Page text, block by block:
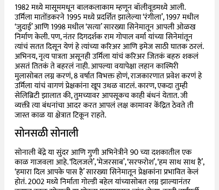
1982 मध्ये मासूममधून बालकलाकाम म्हणून बॉलीवूडमध्ये आली.
उर्मिला मातोंडकरने 1995 मध्ये प्रदर्शित झालेल्या ‘रंगीला’, 1997 मधील
‘जुदाई’ आणि 1998 मधील ‘सत्या’ सारख्या सिनेमातून आपली ओळख
निर्माण केली. पण, नंतर दिगदर्शक राम गोपाल वर्मा यांच्या सिनेमांतून
त्यांचं सतत दिसून येणं हे त्यांच्या करिअर आणि इमेज साठी घातक ठरलं.
अभिनय, नृत्य पात्रता असूनही उर्मिला यांचं करिअर जितकं बहरु शकलं
असतं तितकं ते बहरलं नाही. आपल्या वयापेक्षा लहान काश्मिरी
मुलासोबत लग्न करणं, 8 वर्षात विभक्त होणं, राजकारणात प्रवेश करणं हे
उर्मिला यांचं वागणं प्रेक्षकांना खूप उथळ वाटलं. कारण, एकदा तुम्ही
सेलिब्रिटी झालात की, तुमच्यावर आपसूकच काही बंधनं येतात. जी
व्यक्ती त्या बंधनांचा आदर करत आपलं लक्ष कामावर केंद्रित ठेवते ती
जास्त काळ या क्षेत्रात टिकून राहते.
सोनसळी सोनाली
सोनाली बेंद्रे या सुंदर आणि गुणी अभिनेत्रीने 90 च्या दशकातील एक
काळ गाजवला आहे. ‘दिलजले’, ‘मेजरसाब’, ‘सरफरोश’, ‘हम साथ साथ है’,
‘हमारा दिल आपके पास है’ सारख्या सिनेमातून प्रेक्षकांना प्रभावित केलं
होतं. 2002 मध्ये निर्माता गोल्डी बहेल यांच्यासोबत लग्न झाल्यानंतर